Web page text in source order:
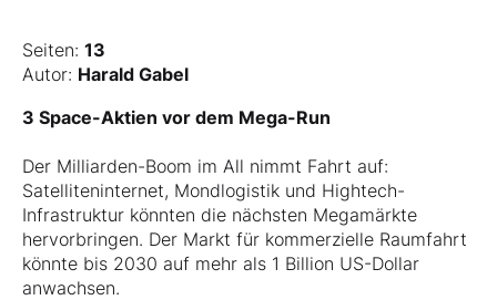
Seiten: 13
Autor: Harald Gabel
3 Space-Aktien vor dem Mega-Run
Der Milliarden-Boom im All nimmt Fahrt auf:
Satelliteninternet, Mondlogistik und Hightech-
Infrastruktur könnten die nächsten Megamärkte
hervorbringen. Der Markt für kommerzielle Raumfahrt
könnte bis 2030 auf mehr als 1 Billion US-Dollar
anwachsen.